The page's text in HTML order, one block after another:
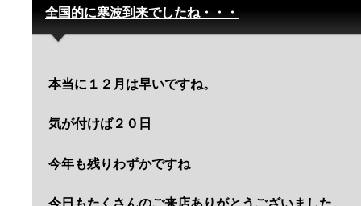
全国的に寒波到来でしたね・・・
本当に１２月は早いですね。
気が付けば２０日
今年も残りわずかですね
今日もたくさんのご来店ありがとうございました